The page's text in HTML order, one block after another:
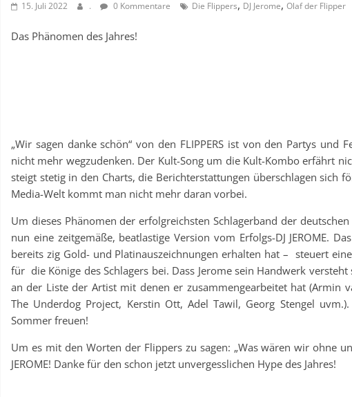
15. Juli 2022 . 0 Kommentare Die Flippers, DJ Jerome, Olaf der Flipper
Das Phänomen des Jahres!
„Wir sagen danke schön“ von den FLIPPERS ist von den Partys und
nicht mehr wegzudenken. Der Kult-Song um die Kult-Kombo erfährt
steigt stetig in den Charts, die Berichterstattungen überschlagen sich
Media-Welt kommt man nicht mehr daran vorbei.
Um dieses Phänomen der erfolgreichsten Schlagerband der
nun eine zeitgemäße, beatlastige Version vom Erfolgs-DJ JEROME.
bereits zig Gold- und Platinauszeichnungen erhalten hat – steuert
für die Könige des Schlagers bei. Dass Jerome sein Handwerk
an der Liste der Artist mit denen er zusammengearbeitet hat (Armin
The Underdog Project, Kerstin Ott, Adel Tawil, Georg Stengel
Sommer freuen!
Um es mit den Worten der Flippers zu sagen: „Was wären wir ohne
JEROME! Danke für den schon jetzt unvergesslichen Hype des Jahres!